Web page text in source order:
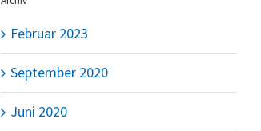
Februar 2023
September 2020
Juni 2020